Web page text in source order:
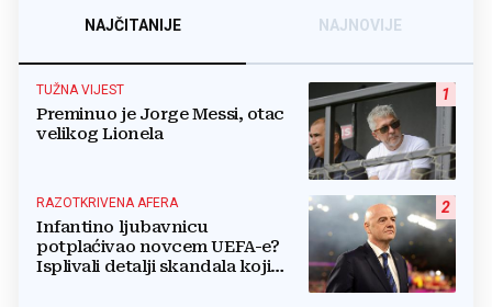
NAJČITANIJE NAJNOVIJE
1
TUŽNA VIJEST
Preminuo je Jorge Messi, otac
velikog Lionela
2
RAZOTKRIVENA AFERA
Infantino ljubavnicu
potplaćivao novcem UEFA-e?
Isplivali detalji skandala koji